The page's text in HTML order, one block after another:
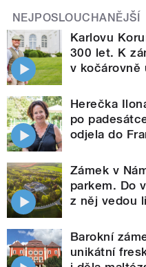
NEJPOSLOUCHANĚJŠÍ
Karlovu
300 let. K
v kočárovně
Herečka
po
odjela do
Zámek v
parkem. Do
z něj vedou
Barokní
unikátní